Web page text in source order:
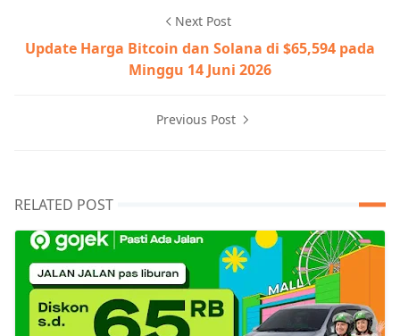
Next Post
Update Harga Bitcoin dan Solana di $65,594 pada
Minggu 14 Juni 2026
Previous Post
RELATED POST